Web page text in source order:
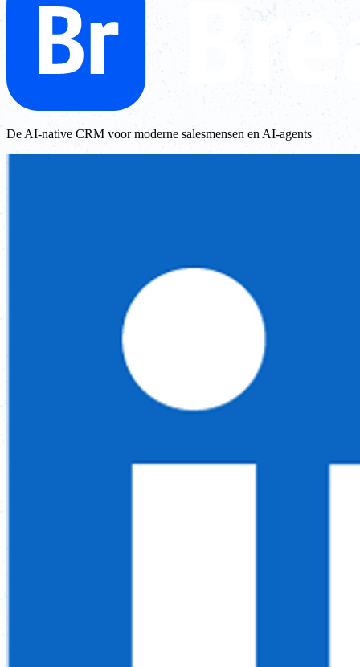
De AI-native CRM voor moderne salesmensen en AI-agents